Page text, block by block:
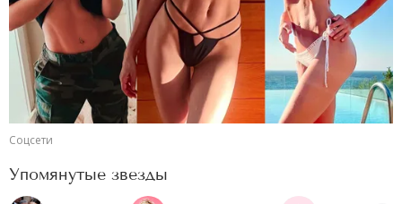
Соцсети
Упомянутые звезды